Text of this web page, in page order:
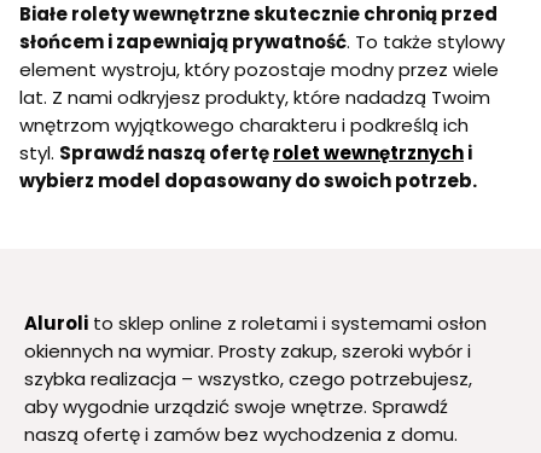
Białe rolety wewnętrzne skutecznie chronią przed
słońcem i zapewniają prywatność. To także stylowy
element wystroju, który pozostaje modny przez wiele
lat. Z nami odkryjesz produkty, które nadadzą Twoim
wnętrzom wyjątkowego charakteru i podkreślą ich
styl. Sprawdź naszą ofertęrolet wewnętrznychi
wybierz model dopasowany do swoich potrzeb.
Aluroli to sklep online z roletami i systemami osłon
okiennych na wymiar. Prosty zakup, szeroki wybór i
szybka realizacja – wszystko, czego potrzebujesz,
aby wygodnie urządzić swoje wnętrze. Sprawdź
naszą ofertę i zamów bez wychodzenia z domu.